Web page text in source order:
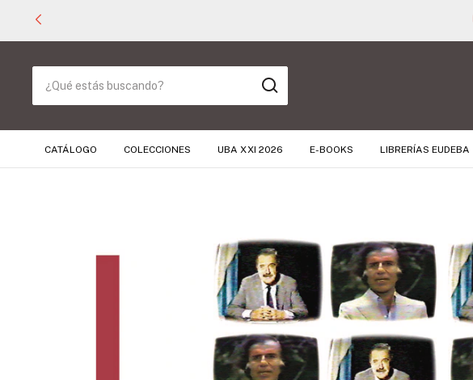
CATÁLOGO COLECCIONES UBA XXI 2026 E-BOOKS LIBRERÍAS EUDEBA